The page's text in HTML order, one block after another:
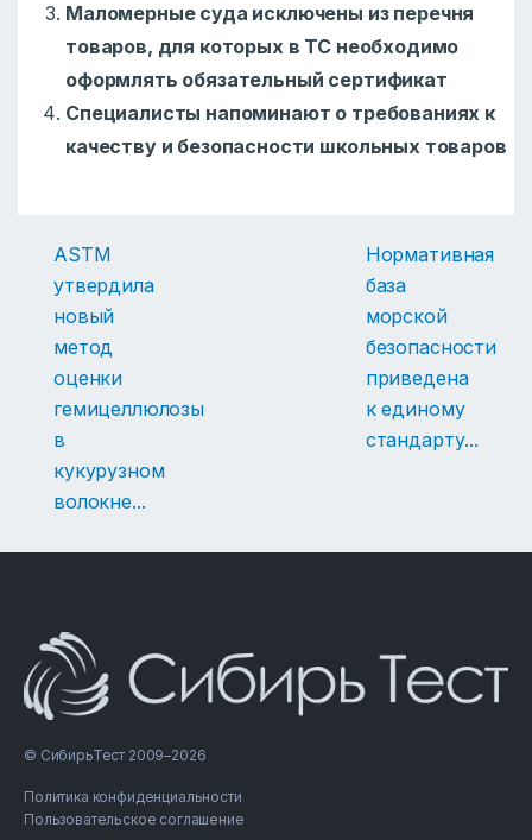
Маломерные суда исключены из перечня
товаров, для которых в ТС необходимо
оформлять обязательный сертификат
Специалисты напоминают о требованиях к
качеству и безопасности школьных товаров
ASTM
утвердила
новый
метод
оценки
гемицеллюлозы
в
кукурузном
волокне...
Нормативная
база
морской
безопасности
приведена
к единому
стандарту...
© СибирьТест 2009–2026
Политика конфиденциальности
Пользовательское соглашение